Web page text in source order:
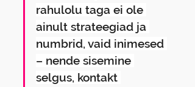
rahulolu taga ei ole
ainult strateegiad ja
numbrid, vaid inimesed
– nende sisemine
selgus, kontakt